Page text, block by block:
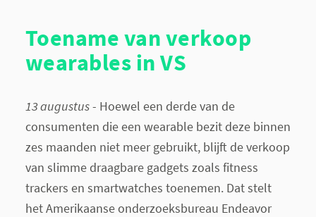
Toename van verkoop
wearables in VS
13 augustus- Hoewel een derde van de
consumenten die een wearable bezit deze binnen
zes maanden niet meer gebruikt, blijft de verkoop
van slimme draagbare gadgets zoals fitness
trackers en smartwatches toenemen. Dat stelt
het Amerikaanse onderzoeksbureau Endeavor